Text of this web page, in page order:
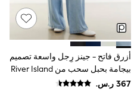
أزرق فاتح - جينز رِجل واسعة تصميم
بيجامة بحبل سحب من River Island